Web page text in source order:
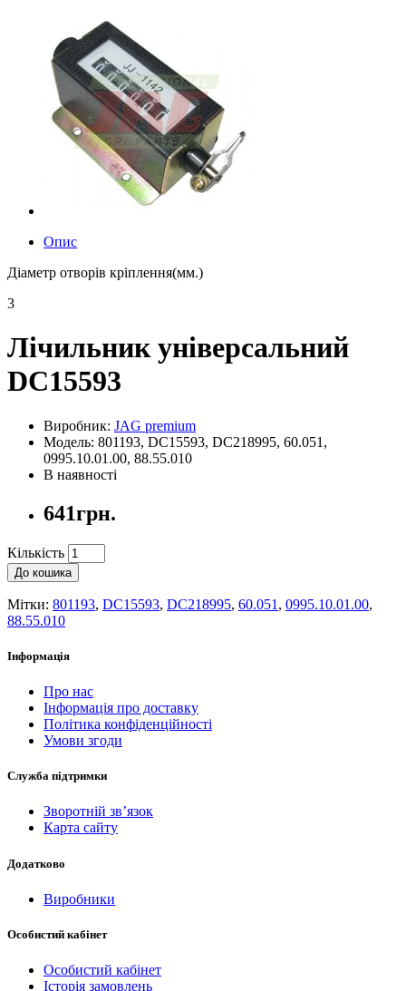
Опис
Діаметр отворів кріплення(мм.)
3
Лічильник універсальний
DC15593
Виробник: JAG premium
Модель: 801193, DC15593, DC218995, 60.051,
0995.10.01.00, 88.55.010
В наявності
641грн.
Кількість
До кошика
Мітки: 801193, DC15593, DC218995, 60.051 , 0995.10.01.00,
88.55.010
Інформація
Про нас
Інформація про доставку
Політика конфіденційності
Умови згоди
Служба підтримки
Зворотній зв’язок
Карта сайту
Додатково
Виробники
Особистий кабінет
Особистий кабінет
Історія замовлень